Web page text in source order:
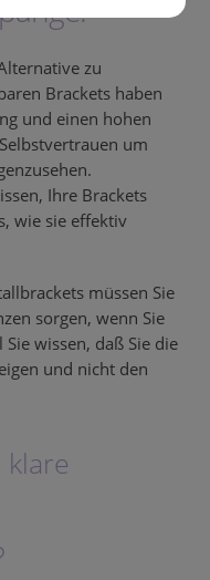
zu
Brackets haben
und einen hohen
um
Ihre Brackets
wie sie effektiv
müssen Sie
sorgen, wenn Sie
wissen, daß Sie die
und nicht den
klare